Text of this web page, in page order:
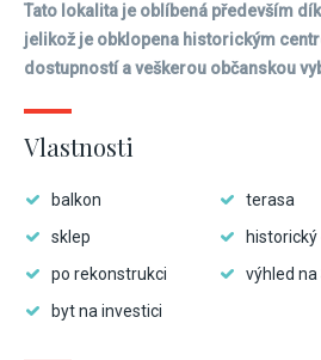
Tato lokalita je oblíbená především
jelikož je obklopena historickým
dostupností a veškerou občanskou
Vlastnosti
balkon
terasa
sklep
po rekonstrukci
výhled
byt na investici